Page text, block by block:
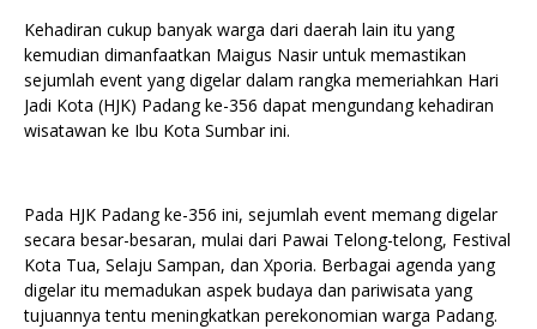
Kehadiran cukup banyak warga dari daerah lain itu yang
kemudian dimanfaatkan Maigus Nasir untuk memastikan
sejumlah event yang digelar dalam rangka memeriahkan Hari
Jadi Kota (HJK) Padang ke-356 dapat mengundang kehadiran
wisatawan ke Ibu Kota Sumbar ini.
Pada HJK Padang ke-356 ini, sejumlah event memang digelar
secara besar-besaran, mulai dari Pawai Telong-telong, Festival
Kota Tua, Selaju Sampan, dan Xporia. Berbagai agenda yang
digelar itu memadukan aspek budaya dan pariwisata yang
tujuannya tentu meningkatkan perekonomian warga Padang.